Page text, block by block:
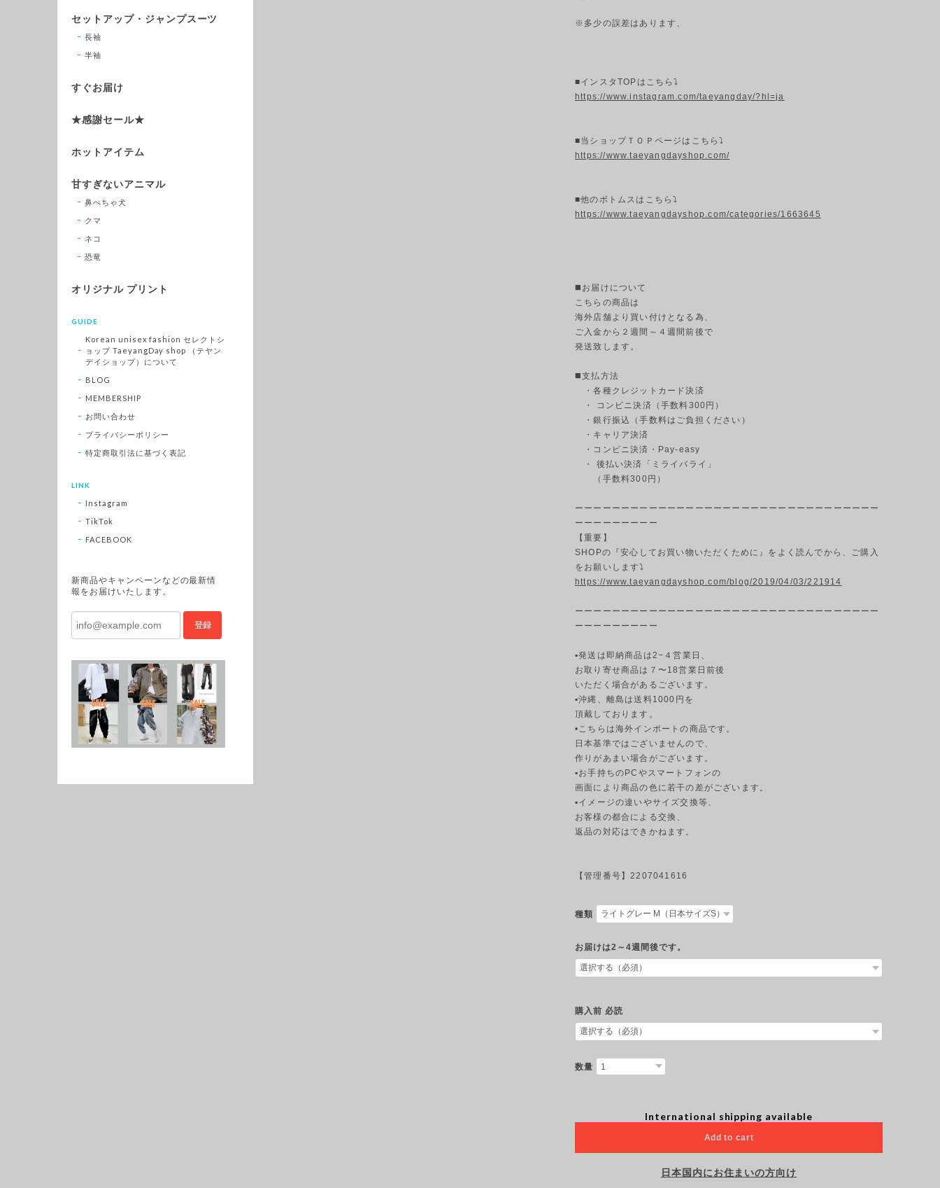
※多少の誤差はあります、
■インスタTOPはこちら⤵
https://www.instagram.com/taeyangday/?hl=ja
■当ショップＴＯＰページはこちら⤵
https://www.taeyangdayshop.com/
■他のボトムスはこちら⤵
https://www.taeyangdayshop.com/categories/1663645
◼️お届けについて
こちらの商品は
海外店舗より買い付けとなる為、
ご入金から２週間～４週間前後で
発送致します。
◼️支払方法
・各種クレジットカード決済
・ コンビニ決済（手数料300円）
・銀行振込（手数料はご負担ください）
・キャリア決済
・コンビニ決済・Pay-easy
・ 後払い決済「ミライバライ」
（手数料300円）
ーーーーーーーーーーーーーーーーーーーーーーーーーーーーーーーーー
ーーーーーーーーー
【重要】
SHOPの『安心してお買い物いただくために』をよく読んでから、ご購入
をお願いします⤵
https://www.taeyangdayshop.com/blog/2019/04/03/221914
ーーーーーーーーーーーーーーーーーーーーーーーーーーーーーーーーー
ーーーーーーーーー
▪発送は即納商品は2−４営業日、
お取り寄せ商品は７〜18営業日前後
いただく場合があるございます。
▪︎沖縄、離島は送料1000円を
頂戴しております。
•こちらは海外インポートの商品です。
日本基準ではございませんので、
作りがあまい場合がございます。
▪︎お手持ちのPCやスマートフォンの
画面により商品の色に若干の差がございます。
▪︎イメージの違いやサイズ交換等、
お客様の都合による交換、
返品の対応はできかねます。
【管理番号】2207041616
種類
お届けは2～4週間後です。
購入前 必読
数量
International shipping available
Add to cart
日本国内にお住まいの方向け
セットアップ・ジャンプスーツ
長袖
半袖
すぐお届け
★感謝セール★
ホットアイテム
甘すぎないアニマル
鼻ぺちゃ犬
クマ
ネコ
恐竜
オリジナル プリント
GUIDE
Korean unisex fashion セレクトシ
ョップ TaeyangDay shop （テヤン
デイショップ）について
BLOG
MEMBERSHIP
お問い合わせ
プライバシーポリシー
特定商取引法に基づく表記
LINK
Instagram
TikTok
FACEBOOK
新商品やキャンペーンなどの最新情
報をお届けいたします。
登録